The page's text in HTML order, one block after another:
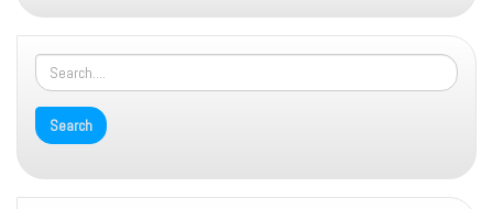
alla
rivolta
dei
nostri
giorni